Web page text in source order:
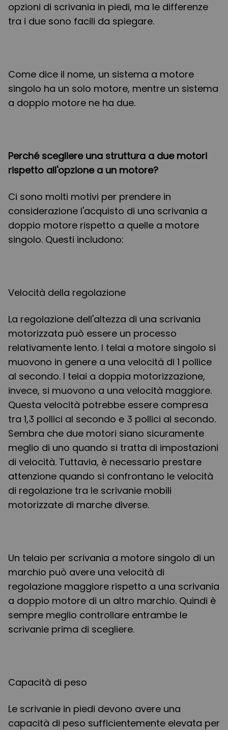
opzioni di scrivania in piedi, ma le differenze
tra i due sono facili da spiegare.
Come dice il nome, un sistema a motore
singolo ha un solo motore, mentre un sistema
a doppio motore ne ha due.
Perché scegliere una struttura a due motori
rispetto all'opzione a un motore?
Ci sono molti motivi per prendere in
considerazione l'acquisto di una scrivania a
doppio motore rispetto a quelle a motore
singolo. Questi includono:
Velocità della regolazione
La regolazione dell'altezza di una scrivania
motorizzata può essere un processo
relativamente lento. I telai a motore singolo si
muovono in genere a una velocità di 1 pollice
al secondo. I telai a doppia motorizzazione,
invece, si muovono a una velocità maggiore.
Questa velocità potrebbe essere compresa
tra 1,3 pollici al secondo e 3 pollici al secondo.
Sembra che due motori siano sicuramente
meglio di uno quando si tratta di impostazioni
di velocità. Tuttavia, è necessario prestare
attenzione quando si confrontano le velocità
di regolazione tra le scrivanie mobili
motorizzate di marche diverse.
Un telaio per scrivania a motore singolo di un
marchio può avere una velocità di
regolazione maggiore rispetto a una scrivania
a doppio motore di un altro marchio. Quindi è
sempre meglio controllare entrambe le
scrivanie prima di scegliere.
Capacità di peso
Le scrivanie in piedi devono avere una
capacità di peso sufficientemente elevata per